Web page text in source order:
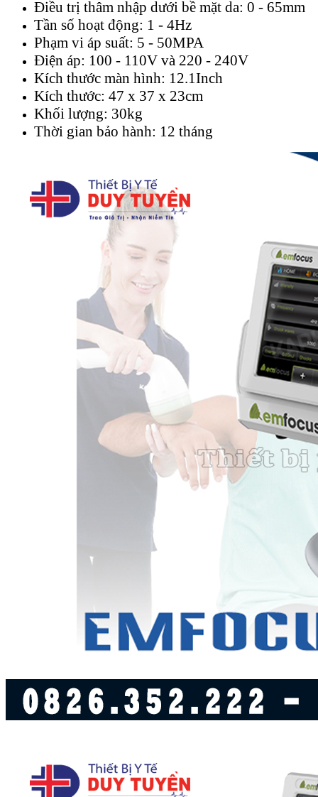
Điều trị thâm nhập dưới bề mặt da: 0 - 65mm
Tần số hoạt động: 1 - 4Hz
Phạm vi áp suất: 5 - 50MPA
Điện áp: 100 - 110V và 220 - 240V
Kích thước màn hình: 12.1Inch
Kích thước: 47 x 37 x 23cm
Khối lượng: 30kg
Thời gian bảo hành: 12 tháng